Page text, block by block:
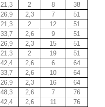
21,3 2 8
38
26,9 2,3 7
51
21,3 2 12
51
33,7 2,6 9
51
26,9 2,3 15
51
21,3 2 19
51
42,4 2,6 6
64
33,7 2,6 10
64
26,9 2,3 16
64
48,3 2,6 7
76
42,4 2,6 11
76